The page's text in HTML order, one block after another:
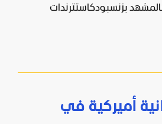
المشهد بزنسبودكاستترندات
أميركية في